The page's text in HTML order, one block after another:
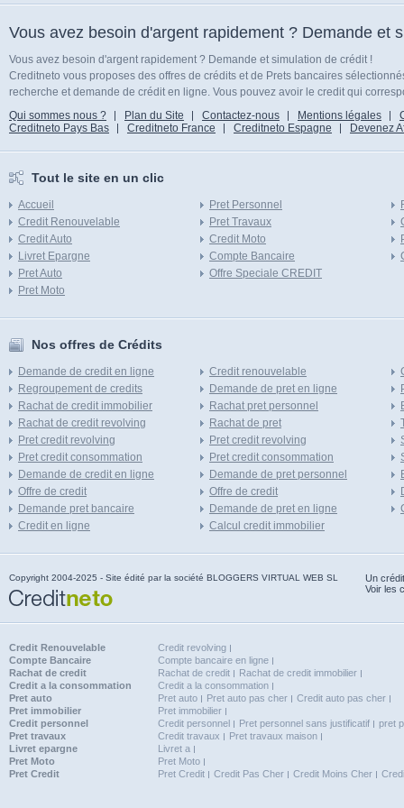
Vous avez besoin d'argent rapidement ? Demande et
Vous avez besoin d'argent rapidement ? Demande et simulation de crédit !
Creditneto vous proposes des offres de crédits et de Prets bancaires
recherche et demande de crédit en ligne. Vous pouvez avoir le credit qui
Qui sommes nous ?
Plan du Site Contactez-nous Mentions légales
Creditneto Pays Bas
Creditneto France Creditneto Espagne Devenez
Tout le site en un clic
Accueil
Credit Renouvelable
Credit Auto
Livret Epargne
Pret Auto
Pret Moto
Pret Personnel
Pret Travaux
Credit Moto
Compte Bancaire
Offre Speciale CREDIT
Nos offres de Crédits
Demande de credit en ligne
Regroupement de credits
Rachat de credit immobilier
Rachat de credit revolving
Pret credit revolving
Pret credit consommation
Demande de credit en ligne
Offre de credit
Demande pret bancaire
Credit en ligne
Credit renouvelable
Demande de pret en ligne
Rachat pret personnel
Rachat de pret
Pret credit revolving
Pret credit consommation
Demande de pret personnel
Offre de credit
Demande de pret en ligne
Calcul credit immobilier
Copyright 2004-2025 - Site édité par la société BLOGGERS VIRTUAL WEB SL
Un
Voir les
Credit Renouvelable
Credit revolving
Compte Bancaire
Compte bancaire en ligne
Rachat de credit
Rachat de credit
Rachat de credit immobilier
Credit a la consommation
Credit a la consommation
Pret auto
Pret auto Pret auto pas cher
Credit auto pas cher
Pret immobilier
Pret immobilier
Credit personnel
Credit personnel Pret personnel sans justificatif
pret
Pret travaux
Credit travaux
Pret travaux maison
Livret epargne
Livret a
Pret Moto
Pret Moto
Pret Credit
Pret Credit Credit Pas Cher Credit Moins Cher